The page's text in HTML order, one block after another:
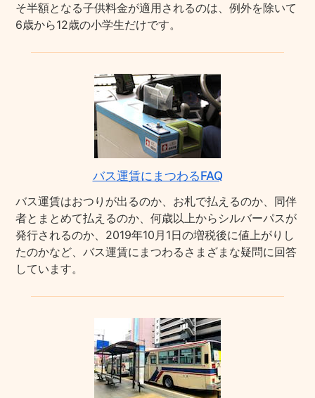
そ半額となる子供料金が適用されるのは、例外を除いて
6歳から12歳の小学生だけです。
バス運賃にまつわるFAQ
バス運賃はおつりが出るのか、お札で払えるのか、同伴
者とまとめて払えるのか、何歳以上からシルバーパスが
発行されるのか、2019年10月1日の増税後に値上がりし
たのかなど、バス運賃にまつわるさまざまな疑問に回答
しています。